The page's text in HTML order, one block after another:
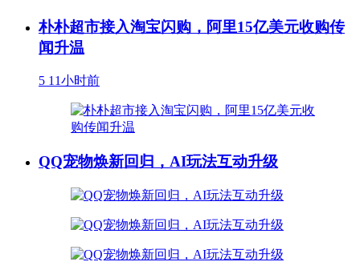
朴朴超市接入淘宝闪购，阿里15亿美元收购传
闻升温
5 11小时前
QQ宠物焕新回归，AI玩法互动升级